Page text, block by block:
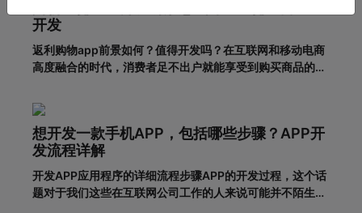
开发
返利购物app前景如何？值得开发吗？在互联网和移动电商
高度融合的时代，消费者足不出户就能享受到购买商品的便
用户，许多企业和商家开始致力于返利购物app的建设。返
利购物app有什么优势？一、在网络上购买商品有哪些利
弊?对于消费者的
想开发一款手机APP，包括哪些步骤？APP开
发流程详解
开发APP应用程序的详细流程步骤APP的开发过程，这个话
题对于我们这些在互联网公司工作的人来说可能并不陌生，